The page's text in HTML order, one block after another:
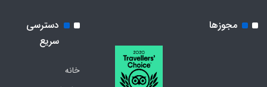
مجوزها
دسترسی
سریع
خانه